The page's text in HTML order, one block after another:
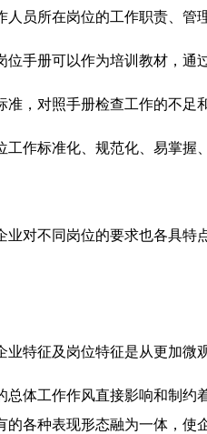
员所在岗位的工作职责、管
手册可以作为培训教材，
，对照手册检查工作的不足
作标准化、规范化、易掌握
对不同岗位的要求也各具
特征及岗位特征是从更加微
体工作作风直接影响和制
各种表现形态融为一体，使